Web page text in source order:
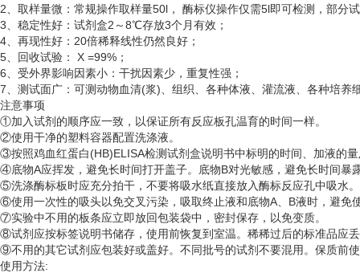
2、取样量微：常规操作取样量50l， 酶标仪操作仅需5l即可检测，部分
3、稳定性好：试剂盒2～8℃存放3个月有效；
4、再现性好：20倍稀释线性仍然良好；
5、回收试验： X =99%；
6、受外界影响因素小：干扰因素少，重复性强；
7、测试面广：可测动物血清(浆)、组织、各种体液、灌流液、各种培
注意事项
①加入试剂的顺序应一致，以保证所有反应板孔温育的时间一样。
②使用干净的塑料容器配置洗涤液。
③按照鸡血红蛋白(HB)ELISA检测试剂盒说明书中标明的时间、加液的
④底物A应挥发，避免长时间打开盖子。底物B对光敏感，避免长时间暴
⑤洗涤酶标板时应充分拍干，不要将吸水纸直接放入酶标反应孔中吸水。
⑥使用一次性的吸头以免交叉污染，吸取终止液和底物A、B液时，避免
⑦实验中不用的板条应立即放回包装袋中，密封保存，以免变质。
⑧试剂应按标签说明书储存，使用前恢复到室温。稀稀过后的标准品应
⑨不用的其它试剂应包装好或盖好。不同批号的试剂不要混用。保质前
使用方法: